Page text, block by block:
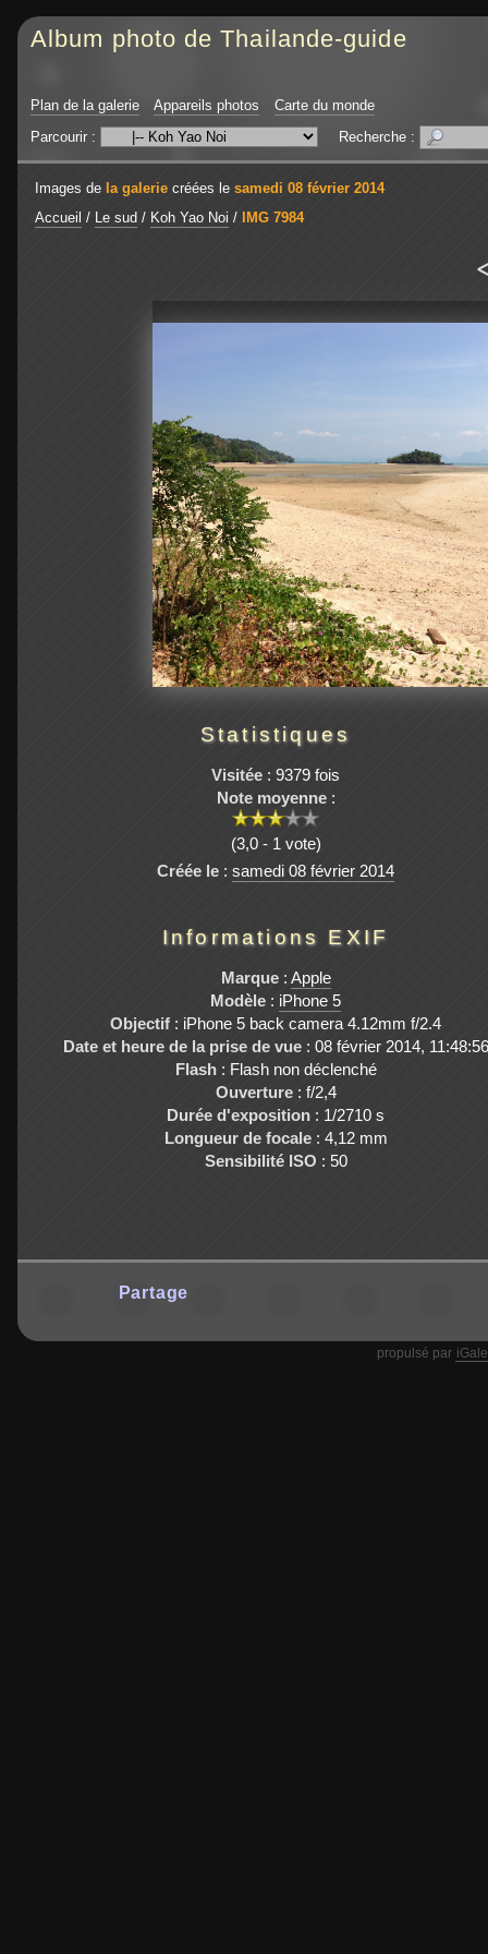
Album photo de Thailande-guide
Plan de la galerie Appareils photos
Carte du monde
Parcourir :
Recherche :
Images de la galerie créées le samedi 08 février 2014
Accueil / Le sud / Koh Yao Noi / IMG 7984
Statistiques
Visitée : 9379 fois
Note moyenne:
(3,0 - 1 vote)
Créée le : samedi 08 février 2014
Informations EXIF
Marque: Apple
Modèle : iPhone 5
Objectif : iPhone 5 back camera 4.12mm f/2.4
Date et heure de la prise de vue: 08 février 2014, 11:48:56
Flash: Flash non déclenché
Ouverture: f/2,4
Durée d'exposition : 1/2710 s
Longueur de focale: 4,12 mm
Sensibilité ISO : 50
Partage
propulsé par